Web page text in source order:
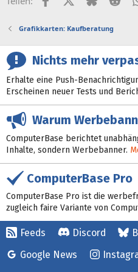
Grafikkarten: Kaufberatung
Nichts mehr
Erhalte eine Push-
Erscheinen neuer Tests und
Warum
ComputerBase berichtet
Inhalte, sondern Werbebanner.
ComputerBase Pro
ComputerBase Pro ist die
zugleich faire Variante von
Feeds Discord
Google News